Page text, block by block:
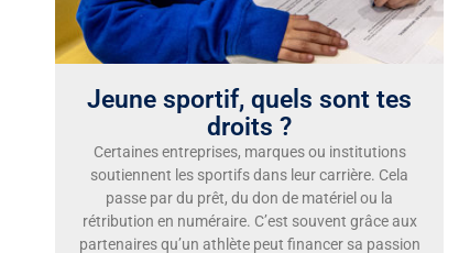
Jeune sportif, quels sont tes
droits ?
Certaines entreprises, marques ou institutions
soutiennent les sportifs dans leur carrière. Cela
passe par du prêt, du don de matériel ou la
rétribution en numéraire. C’est souvent grâce aux
partenaires qu’un athlète peut financer sa passion